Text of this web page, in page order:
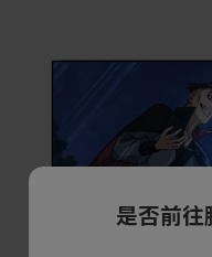
是否前